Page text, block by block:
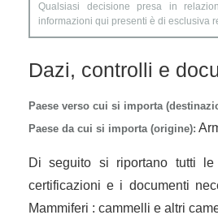
Qualsiasi decisione presa in
informazioni qui presenti è di esclusiva
Dazi, controlli e
Paese verso cui si importa
Paese da cui si importa (origine):
Di seguito si riportano tutti
certificazioni e i documenti
Mammiferi : cammelli e altri